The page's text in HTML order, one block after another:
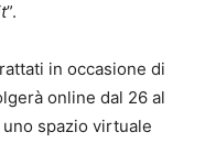
”.
in occasione di
online dal 26 al
spazio virtuale